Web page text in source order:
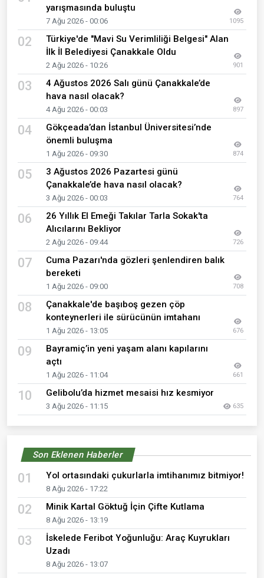
yarışmasında buluştu
7 Ağu 2026 - 00:06 1095
02
Türkiye'de "Mavi Su Verimliliği Belgesi" Alan
İlk İl Belediyesi Çanakkale Oldu
2 Ağu 2026 - 10:26 901
03
4 Ağustos 2026 Salı günü Çanakkale’de
hava nasıl olacak?
4 Ağu 2026 - 00:03 897
04
Gökçeada’dan İstanbul Üniversitesi’nde
önemli buluşma
1 Ağu 2026 - 09:30 874
05
3 Ağustos 2026 Pazartesi günü
Çanakkale’de hava nasıl olacak?
3 Ağu 2026 - 00:03 764
06
26 Yıllık El Emeği Takılar Tarla Sokak'ta
Alıcılarını Bekliyor
2 Ağu 2026 - 09:44 726
07
Cuma Pazarı'nda gözleri şenlendiren balık
bereketi
1 Ağu 2026 - 09:00 708
08
Çanakkale'de başıboş gezen çöp
konteynerleri ile sürücünün imtahanı
1 Ağu 2026 - 13:05 676
09
Bayramiç’in yeni yaşam alanı kapılarını
açtı
1 Ağu 2026 - 11:04 661
10 Gelibolu’da hizmet mesaisi hız kesmiyor
3 Ağu 2026 - 11:15 635
Son Eklenen Haberler
01 Yol ortasındaki çukurlarla imtihanımız bitmiyor!
8 Ağu 2026 - 17:22
02 Minik Kartal Göktuğ İçin Çifte Kutlama
8 Ağu 2026 - 13:19
03
İskelede Feribot Yoğunluğu: Araç Kuyrukları
Uzadı
8 Ağu 2026 - 13:07